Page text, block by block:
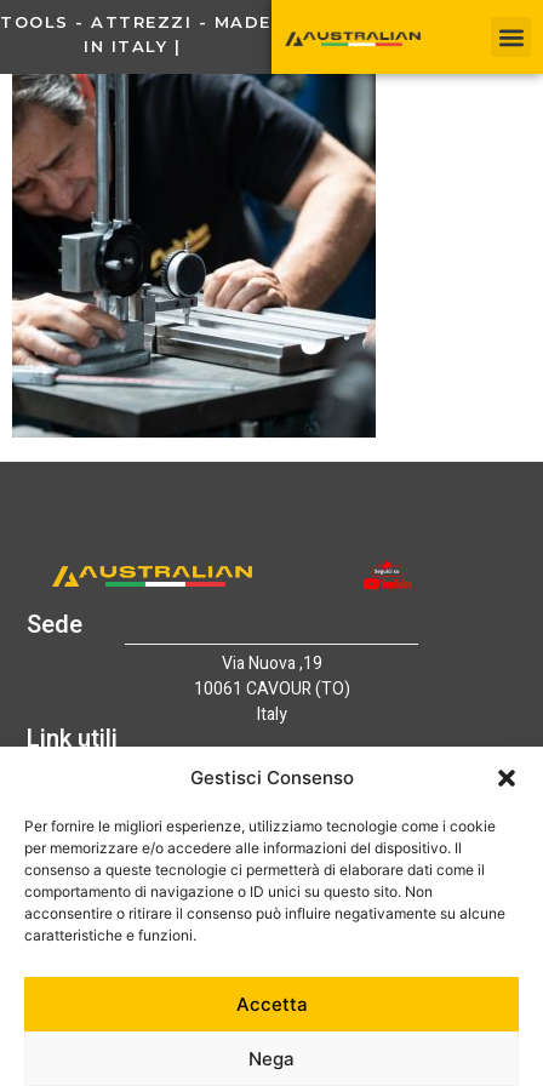
Gestisci Consenso
Per fornire le migliori esperienze, utilizziamo tecnologie come i cookie
per memorizzare e/o accedere alle informazioni del dispositivo. Il
consenso a queste tecnologie ci permetterà di elaborare dati come il
comportamento di navigazione o ID unici su questo sito. Non
acconsentire o ritirare il consenso può influire negativamente su alcune
caratteristiche e funzioni.
Accetta
Nega
TOOLS - ATTREZZI - MADE
IN ITALY |
Sede
Via Nuova ,19
10061 CAVOUR (TO)
Italy
Link utili
Home
Catalogo
Tecnologia
News
Contatti
Hai bisogno di aiuto?
+39 0121 600752
info@australian-srl.com